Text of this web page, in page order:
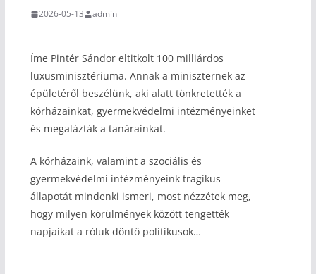
2026-05-13 admin
Íme Pintér Sándor eltitkolt 100 milliárdos
luxusminisztériuma. Annak a miniszternek az
épületéről beszélünk, aki alatt tönkretették a
kórházainkat, gyermekvédelmi intézményeinket
és megalázták a tanárainkat.
A kórházaink, valamint a szociális és
gyermekvédelmi intézményeink tragikus
állapotát mindenki ismeri, most nézzétek meg,
hogy milyen körülmények között tengették
napjaikat a róluk döntő politikusok…